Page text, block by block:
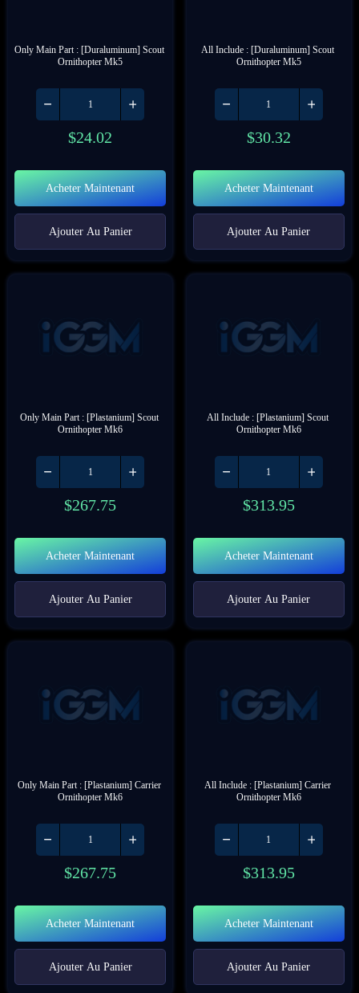
Only Main Part : [Duraluminum] Scout
Ornithopter Mk5
$24.02
Acheter Maintenant
Ajouter Au Panier
All Include : [Duraluminum] Scout
Ornithopter Mk5
$30.32
Acheter Maintenant
Ajouter Au Panier
Only Main Part : [Plastanium] Scout
Ornithopter Mk6
$267.75
Acheter Maintenant
Ajouter Au Panier
All Include : [Plastanium] Scout
Ornithopter Mk6
$313.95
Acheter Maintenant
Ajouter Au Panier
Only Main Part : [Plastanium] Carrier
Ornithopter Mk6
$267.75
Acheter Maintenant
Ajouter Au Panier
All Include : [Plastanium] Carrier
Ornithopter Mk6
$313.95
Acheter Maintenant
Ajouter Au Panier